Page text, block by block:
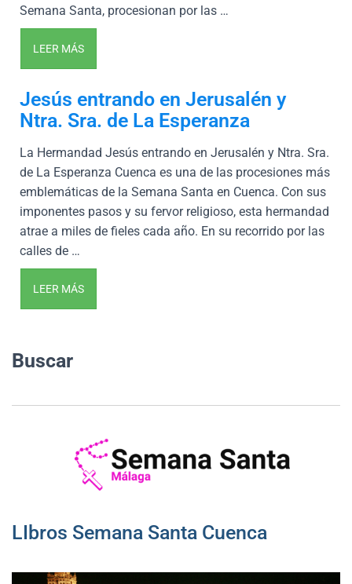
Semana Santa, procesionan por las …
LEER MÁS
Jesús entrando en Jerusalén y
Ntra. Sra. de La Esperanza
La Hermandad Jesús entrando en Jerusalén y Ntra. Sra.
de La Esperanza Cuenca es una de las procesiones más
emblemáticas de la Semana Santa en Cuenca. Con sus
imponentes pasos y su fervor religioso, esta hermandad
atrae a miles de fieles cada año. En su recorrido por las
calles de …
LEER MÁS
Buscar
LIbros Semana Santa Cuenca